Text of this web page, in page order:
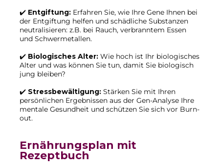
✔️ Entgiftung: Erfahren Sie, wie Ihre Gene Ihnen bei
der Entgiftung helfen und schädliche Substanzen
neutralisieren: z.B. bei Rauch, verbranntem Essen
und Schwermetallen.
✔️ Biologisches Alter: Wie hoch ist Ihr biologisches
Alter und was können Sie tun, damit Sie biologisch
jung bleiben?
✔️ Stressbewältigung: Stärken Sie mit Ihren
persönlichen Ergebnissen aus der Gen-Analyse Ihre
mentale Gesundheit und schützen Sie sich vor Burn-
out.
Ernährungsplan mit
Rezeptbuch